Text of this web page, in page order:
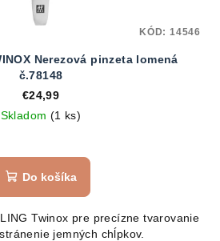
Nerezová pinzeta lomená
č.78148
€24,99
Skladom (1 ks)
Do košíka
Twinox pre precízne tvarovanie
jemných chĺpkov.
KÓD: 14546